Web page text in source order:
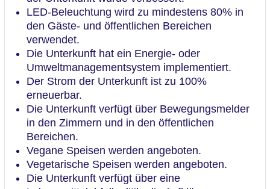
LED-Beleuchtung wird zu mindestens 80% in
den Gäste- und öffentlichen Bereichen
verwendet.
Die Unterkunft hat ein Energie- oder
Umweltmanagementsystem implementiert.
Der Strom der Unterkunft ist zu 100%
erneuerbar.
Die Unterkunft verfügt über Bewegungsmelder
in den Zimmern und in den öffentlichen
Bereichen.
Vegane Speisen werden angeboten.
Vegetarische Speisen werden angeboten.
Die Unterkunft verfügt über eine